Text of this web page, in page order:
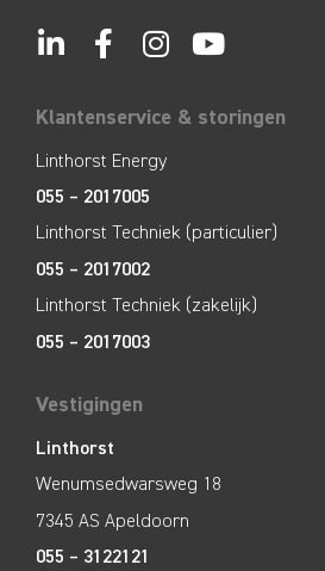
Klantenservice & storingen
Linthorst Energy
055 – 2017005
Linthorst Techniek (particulier)
055 – 2017002
Linthorst Techniek (zakelijk)
055 – 2017003
Vestigingen
Linthorst
Wenumsedwarsweg 18
7345 AS Apeldoorn
055 – 3122121